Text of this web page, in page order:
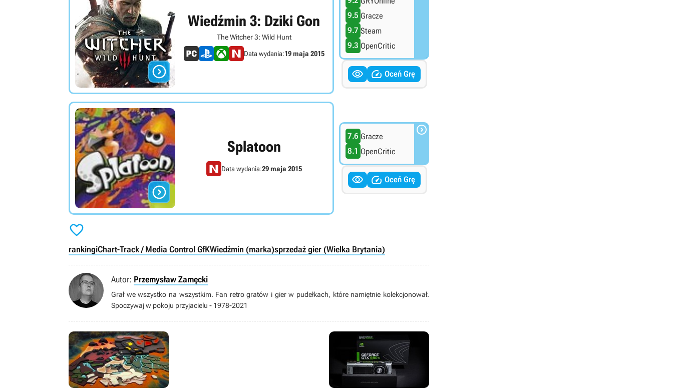

Wiedźmin 3: Dziki Gon
The Witcher 3: Wild Hunt
Data wydania:19 maja 2015
9.5 Gracze
9.7 Steam
9.3 OpenCritic
  Oceń Grę

Splatoon
Data wydania:29 maja 2015
7.6 Gracze
8.1 OpenCritic

  Oceń Grę

rankingiChart-Track / Media Control GfKWiedźmin (marka)sprzedaż gier (Wielka Brytania)
Autor: Przemysław Zamęcki
Grał we wszystko na wszystkim. Fan retro gratów i gier w pudełkach, które namiętnie kolekcjonował.
Spoczywaj w pokoju przyjacielu - 1978-2021